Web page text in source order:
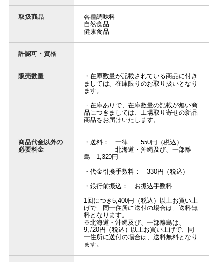
取扱商品
各種調味料
自然食品
健康食品
許認可・資格
販売数量
・在庫数量が記載されている商品に付き
ましては、在庫限りのお取り扱いとなり
ます。
・在庫ありで、在庫数量の記載が無い商
品につきましては、工場取り寄せの新品
商品をお届けいたします。
商品代金以外の
必要料金
・送料： 一律 550円（税込）
北海道・沖縄及び、一部離
島 1,320円
・代金引換手数料： 330円（税込）
・銀行前振込： お振込手数料
1回につき5,400円（税込）以上お買い上
げで、同一住所に送付の場合は、送料無
料となります。
※北海道・沖縄及び、一部離島は、
9,720円（税込）以上お買い上げで、同
一住所に送付の場合は、送料無料となり
ます。